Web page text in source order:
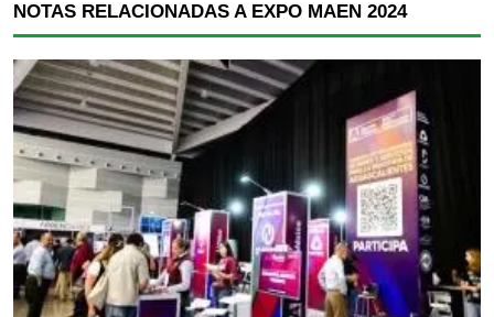
NOTAS RELACIONADAS A EXPO MAEN 2024